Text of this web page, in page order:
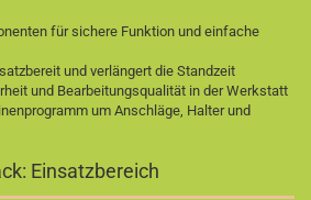
für sichere Funktion und einfache
und verlängert die Standzeit
und Bearbeitungsqualität in der Werkstatt
um Anschläge, Halter und
Einsatzbereich